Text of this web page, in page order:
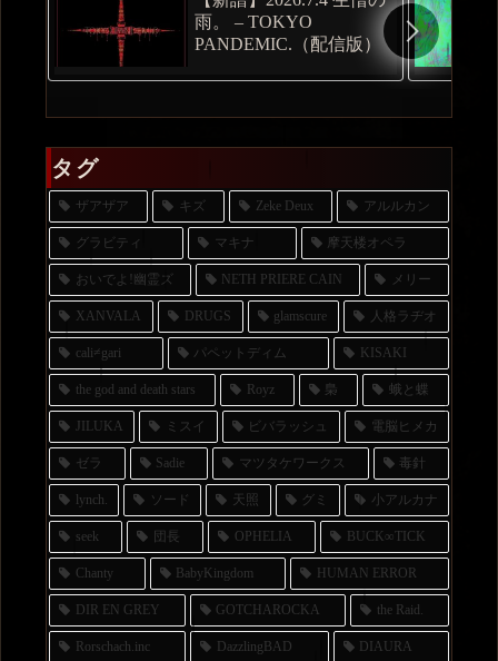
雨。 – TOKYO
PANDEMIC.（配信版）
タグ
ザアザア キズ Zeke Deux アルルカン
グラビティ マキナ 摩天楼オペラ
おいでよ!幽霊ズ NETH PRIERE CAIN メリー
XANVALA DRUGS glamscure 人格ラヂオ
cali≠gari パペットディム KISAKI
the god and death stars Royz 梟 蛾と蝶
JILUKA ミスイ ビバラッシュ 電脳ヒメカ
ゼラ Sadie マツタケワークス 毒針
lynch. ソード 天照 グミ 小アルカナ
seek 団長 OPHELIA BUCK∞TICK
Chanty BabyKingdom HUMAN ERROR
DIR EN GREY GOTCHAROCKA the Raid.
Rorschach.inc DazzlingBAD DIAURA